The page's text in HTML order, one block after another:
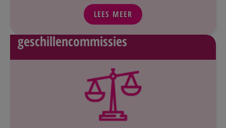
LEES MEER
geschillencommissies